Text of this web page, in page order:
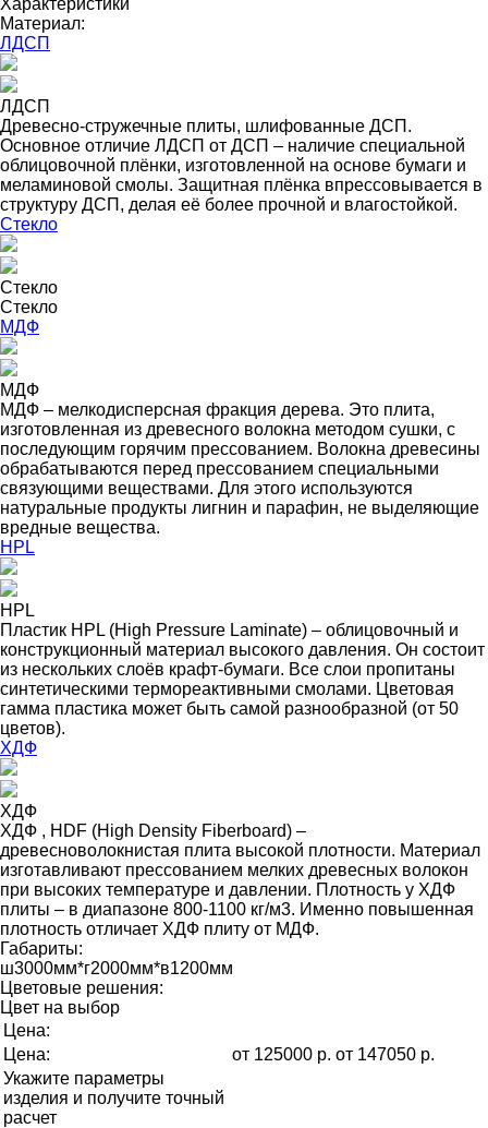
Материал:
ЛДСП
ЛДСП
Древесно-стружечные плиты, шлифованные ДСП.
Основное отличие ЛДСП от ДСП – наличие специальной
облицовочной плёнки, изготовленной на основе бумаги и
меламиновой смолы. Защитная плёнка впрессовывается в
структуру ДСП, делая её более прочной и влагостойкой.
Стекло
Стекло
Стекло
МДФ
МДФ
МДФ – мелкодисперсная фракция дерева. Это плита,
изготовленная из древесного волокна методом сушки, с
последующим горячим прессованием. Волокна древесины
обрабатываются перед прессованием специальными
связующими веществами. Для этого используются
натуральные продукты лигнин и парафин, не выделяющие
вредные вещества.
HPL
HPL
Пластик HPL (High Pressure Laminate) – облицовочный и
конструкционный материал высокого давления. Он состоит
из нескольких слоёв крафт-бумаги. Все слои пропитаны
синтетическими термореактивными смолами. Цветовая
гамма пластика может быть самой разнообразной (от 50
цветов).
ХДФ
ХДФ
ХДФ , HDF (High Density Fiberboard) –
древесноволокнистая плита высокой плотности. Материал
изготавливают прессованием мелких древесных волокон
при высоких температуре и давлении. Плотность у ХДФ
плиты – в диапазоне 800-1100 кг/м3. Именно повышенная
плотность отличает ХДФ плиту от МДФ.
Габариты:
ш3000мм*г2000мм*в1200мм
Цветовые решения:
Цвет на выбор
Цена:
Цена:
от 125000 р. от 147050 р.
Укажите параметры
изделия и получите точный
расчет